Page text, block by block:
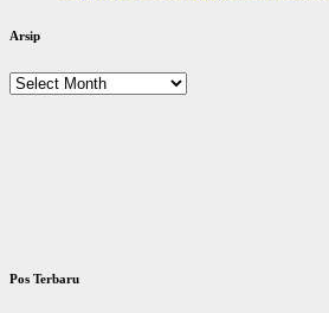
Arsip
Arsip
Pos Terbaru